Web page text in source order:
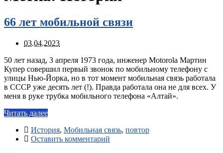
66 лет мобильной связи
03.04.2023
50 лет назад, 3 апреля 1973 года, инженер Motorola Мартин
Купер совершил первый звонок по мобильному телефону с
улицы Нью-Йорка, но в тот момент мобильная связь работала
в СССР уже десять лет (!). Правда работала она не для всех. У
меня в руке трубка мобильного телефона «Алтай».
Читать далее
История, Мобильная связь, повтор
Оставить комментарий